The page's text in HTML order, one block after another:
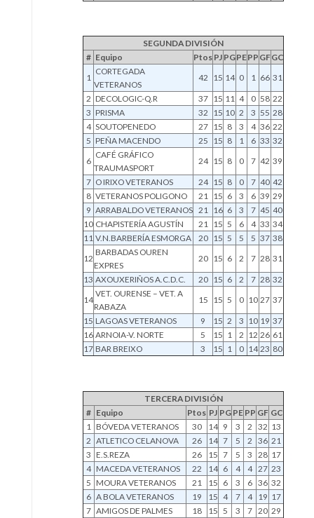
SEGUNDA DIVISIÓN
# Equipo Ptos PJ PGPEPP GFGC
1
CORTEGADA
VETERANOS
42 15 14 0 1 66 31
2 DECOLOGIC-Q.R 37 15 11 4 0 58 22
3 PRISMA 32 15 10 2 3 55 28
4 SOUTOPENEDO 27 15 8 3 4 36 22
5 PEÑA MACENDO 25 15 8 1 6 33 32
6
CAFÉ GRÁFICO
TRAUMASPORT
24 15 8 0 7 42 39
7 O IRIXO VETERANOS 24 15 8 0 7 40 42
8 VETERANOS POLIGONO 21 15 6 3 6 39 29
9 ARRABALDO VETERANOS 21 16 6 3 7 45 40
10 CHAPISTERÍA AGUSTÍN 21 15 5 6 4 33 34
11 V.N.BARBERÍA ESMORGA 20 15 5 5 5 37 38
12
BARBADAS OUREN
EXPRES
20 15 6 2 7 28 31
13 AXOUXERIÑOS A.C.D.C. 20 15 6 2 7 28 32
14
VET. OURENSE – VET. A
RABAZA
15 15 5 0 10 27 37
15 LAGOAS VETERANOS 9 15 2 3 10 19 37
16 ARNOIA-V. NORTE 5 15 1 2 12 26 61
17 BAR BREIXO 3 15 1 0 14 23 80
TERCERA DIVISIÓN
# Equipo Ptos PJ PG PE PP GF GC
1 BÓVEDA VETERANOS 30 14 9 3 2 32 13
2 ATLETICO CELANOVA 26 14 7 5 2 36 21
3 E.S.REZA 26 15 7 5 3 28 17
4 MACEDA VETERANOS 22 14 6 4 4 27 23
5 MOURA VETERANOS 21 15 6 3 6 36 32
6 A BOLA VETERANOS 19 15 4 7 4 19 17
7 AMIGOS DE PALMES 18 15 5 3 7 20 29